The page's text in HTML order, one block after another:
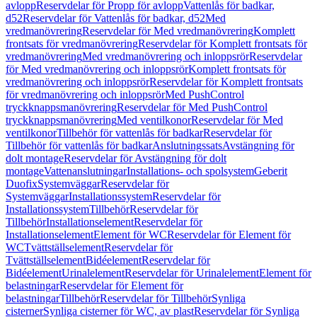
avloppReservdelar för Propp för avloppVattenlås för badkar,
d52Reservdelar för Vattenlås för badkar, d52Med
vredmanövreringReservdelar för Med vredmanövreringKomplett
frontsats för vredmanövreringReservdelar för Komplett frontsats för
vredmanövreringMed vredmanövrering och inloppsrörReservdelar
för Med vredmanövrering och inloppsrörKomplett frontsats för
vredmanövrering och inloppsrörReservdelar för Komplett frontsats
för vredmanövrering och inloppsrörMed PushControl
tryckknappsmanövreringReservdelar för Med PushControl
tryckknappsmanövreringMed ventilkonorReservdelar för Med
ventilkonorTillbehör för vattenlås för badkarReservdelar för
Tillbehör för vattenlås för badkarAnslutningssatsAvstängning för
dolt montageReservdelar för Avstängning för dolt
montageVattenanslutningarInstallations- och spolsystemGeberit
DuofixSystemväggarReservdelar för
SystemväggarInstallationssystemReservdelar för
InstallationssystemTillbehörReservdelar för
TillbehörInstallationselementReservdelar för
InstallationselementElement för WCReservdelar för Element för
WCTvättställselementReservdelar för
TvättställselementBidéelementReservdelar för
BidéelementUrinalelementReservdelar för UrinalelementElement för
belastningarReservdelar för Element för
belastningarTillbehörReservdelar för TillbehörSynliga
cisternerSynliga cisterner för WC, av plastReservdelar för Synliga